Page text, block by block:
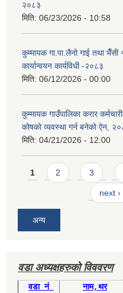
२०८३
मिति: 06/23/2026 - 10:58
कुम्मायक गा.पा.लैनो गाई तथा
कार्यान्वयन कार्यविधी -२०८३
मिति: 06/12/2026 - 00:00
कुम्मायक गाउँपालिका करार
कोषको व्यवस्था गर्न बनेको ऐन,
मिति: 04/21/2026 - 12:00
Pages
1 2 3
next ›
अन्य
वडा अध्यक्षहरुको विववरण
वडा नं नाम,थर